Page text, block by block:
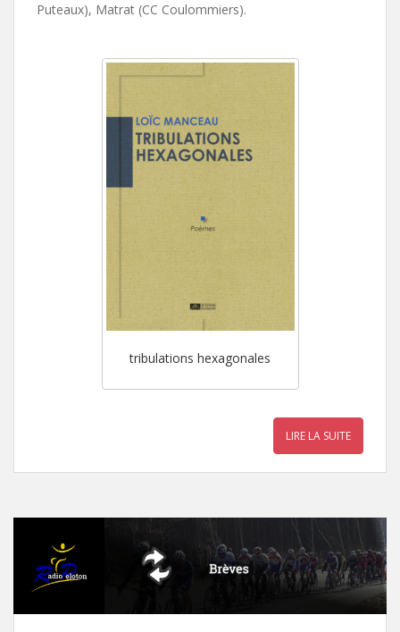
Puteaux), Matrat (CC Coulommiers).
tribulations hexagonales
LIRE LA SUITE